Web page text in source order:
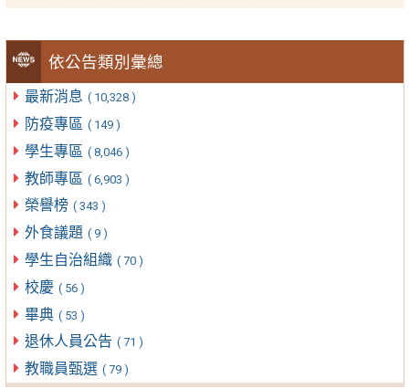
依公告類別彙總
最新消息 ( 10,328 )
防疫專區 ( 149 )
學生專區 ( 8,046 )
教師專區 ( 6,903 )
榮譽榜 ( 343 )
外食議題 ( 9 )
學生自治組織 ( 70 )
校慶 ( 56 )
畢典 ( 53 )
退休人員公告 ( 71 )
教職員甄選 ( 79 )